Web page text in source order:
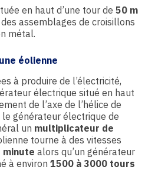
en haut d’une tour de 50 m
assemblages de croisillons
métal.
éolienne
à produire de l’électricité,
électrique situé en haut
de l’axe de l’hélice de
le générateur électrique de
un multiplicateur de
tourne à des vitesses
minute alors qu’un générateur
à environ 1500 à 3000 tours